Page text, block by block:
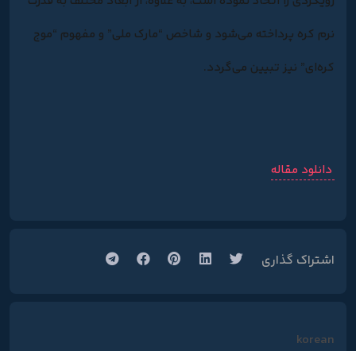
نرم کره پرداخته می‌شود و شاخص “مارک ملی” و مفهوم “موج
کره‌ای” نیز تبیین می‌گردد.
دانلود مقاله
اشتراک گذاری
korean